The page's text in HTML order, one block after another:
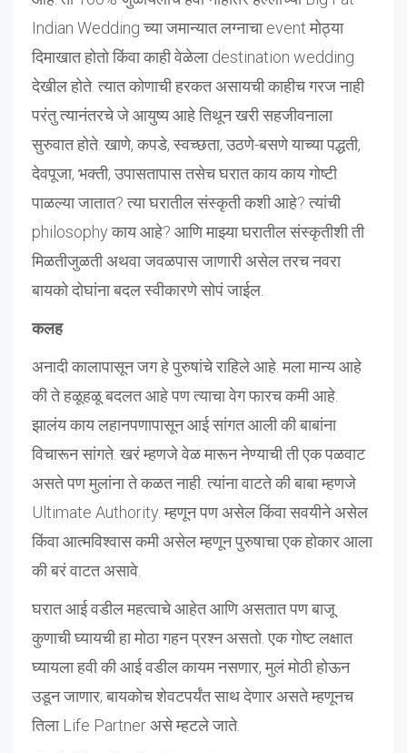
Indian Wedding च्या जमान्यात लग्नाचा event मोठ्या
दिमाखात होतो किंवा काही वेळेला destination wedding
देखील होते. त्यात कोणाची हरकत असायची काहीच गरज नाही
परंतु त्यानंतरचे जे आयुष्य आहे तिथून खरी सहजीवनाला
सुरुवात होते. खाणे, कपडे, स्वच्छता, उठणे-बसणे याच्या पद्धती,
देवपूजा, भक्ती, उपासतापास तसेच घरात काय काय गोष्टी
पाळल्या जातात? त्या घरातील संस्कृती कशी आहे? त्यांची
philosophy काय आहे? आणि माझ्या घरातील संस्कृतीशी ती
मिळतीजुळती अथवा जवळपास जाणारी असेल तरच नवरा
बायको दोघांना बदल स्वीकारणे सोपं जाईल.
कलह
अनादी कालापासून जग हे पुरुषांचे राहिले आहे. मला मान्य आहे
की ते हळूहळू बदलत आहे पण त्याचा वेग फारच कमी आहे.
झालंय काय लहानपणापासून आई सांगत आली की बाबांना
विचारून सांगते. खरं म्हणजे वेळ मारून नेण्याची ती एक पळवाट
असते पण मुलांना ते कळत नाही. त्यांना वाटते की बाबा म्हणजे
Ultimate Authority. म्हणून पण असेल किंवा सवयीने असेल
किंवा आत्मविश्वास कमी असेल म्हणून पुरुषाचा एक होकार आला
की बरं वाटत असावे.
घरात आई वडील महत्वाचे आहेत आणि असतात पण बाजू
कुणाची घ्यायची हा मोठा गहन प्रश्न असतो. एक गोष्ट लक्षात
घ्यायला हवी की आई वडील कायम नसणार, मुलं मोठी होऊन
उडून जाणार; बायकोच शेवटपर्यंत साथ देणार असते म्हणूनच
तिला Life Partner असे म्हटले जाते.